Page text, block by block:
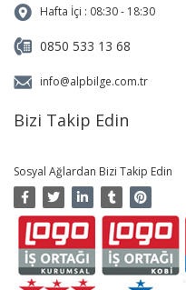
Hafta İçi : 08:30 - 18:30
0850 533 13 68
info@alpbilge.com.tr
Bizi Takip Edin
Sosyal Ağlardan Bizi Takip Edin